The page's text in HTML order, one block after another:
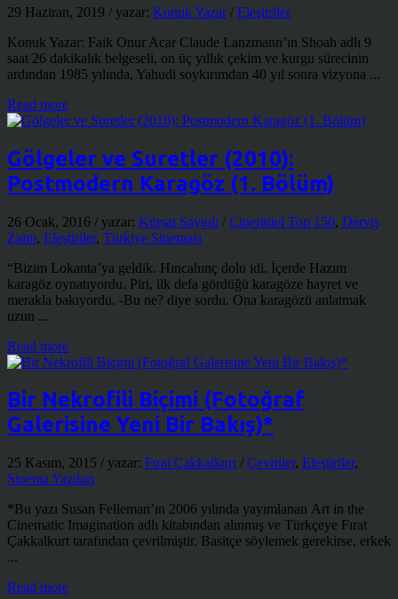
29 Haziran, 2019 / yazar: Konuk Yazar/ Eleştiriler
Konuk Yazar: Faik Onur Acar Claude Lanzmann’ın Shoah adlı 9
saat 26 dakikalık belgeseli, on üç yıllık çekim ve kurgu sürecinin
ardından 1985 yılında, Yahudi soykırımdan 40 yıl sonra vizyona ...
Read more
Gölgeler ve Suretler (2010):
Postmodern Karagöz (1. Bölüm)
26 Ocak, 2016 / yazar: Kürşat Saygılı / Cineritüel Top 150, Derviş
Zaim, Eleştiriler, Türkiye Sineması
“Bizim Lokanta’ya geldik. Hıncahınç dolu idi. İçerde Hazım
karagöz oynatıyordu. Piri, ilk defa gördüğü karagöze hayret ve
merakla bakıyordu. -Bu ne? diye sordu. Ona karagözü anlatmak
uzun ...
Read more
Bir Nekrofili Biçimi (Fotoğraf
Galerisine Yeni Bir Bakış)*
25 Kasım, 2015 / yazar: Fırat Çakkalkurt / Çeviriler, Eleştiriler,
Sinema Yazıları
*Bu yazı Susan Felleman’ın 2006 yılında yayımlanan Art in the
Cinematic Imagination adlı kitabından alınmış ve Türkçeye Fırat
Çakkalkurt tarafından çevrilmiştir. Basitçe söylemek gerekirse, erkek
...
Read more